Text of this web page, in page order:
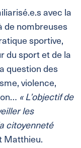
avec la
de nombreuses
sportive,
du sport et de la
question des
violence,
« L’objectif de
les
citoyenneté
Matthieu.